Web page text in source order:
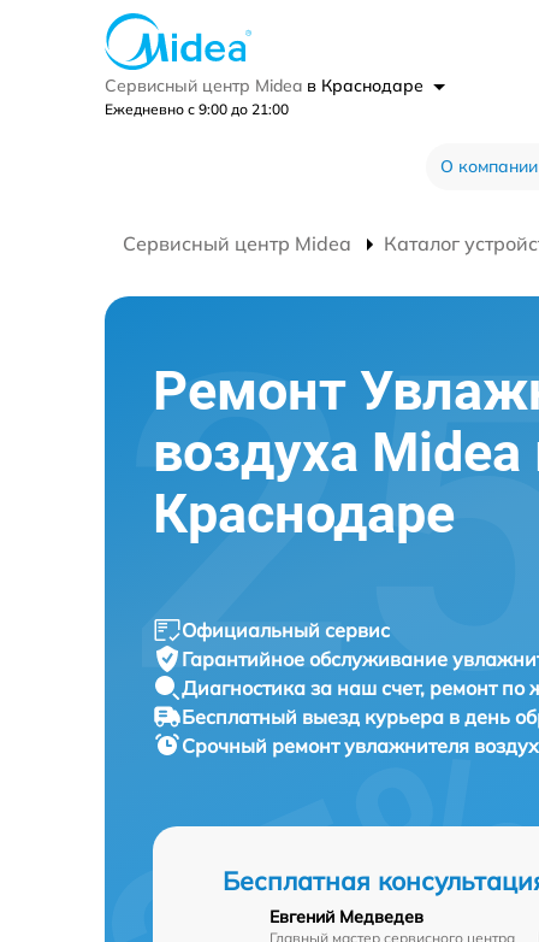
Сервисный центр Midea в Краснодаре
Ежедневно с 9:00 до 21:00
О компании
Сервисный центр Midea Каталог
Ремонт
воздуха Midea
Краснодаре
Официальный сервис
Гарантийное обслуживание
Диагностика за наш счет, ремонт по
Бесплатный выезд курьера в день
Срочный ремонтувлажнителя
Бесплатная
Евгений Медведев
Главный мастер сервисного центра